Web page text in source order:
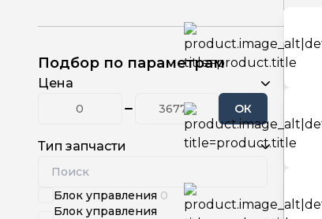
Подбор по параметрам
Цена
ОК
Тип запчасти
Блок управления 0
Блок управления